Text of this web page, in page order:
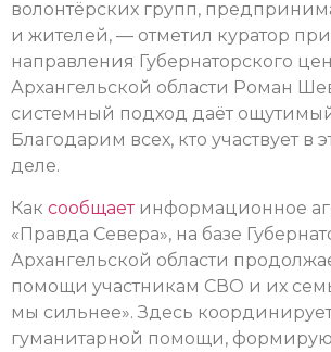
волонтёрских групп,
и жителей, — отметил куратор
направления Губернаторского
Архангельской области Роман
системный подход даёт ощутимый
Благодарим всех, кто участвует в
деле.
Как сообщаетинформационное
«Правда Севера», на базе
Архангельской области
помощи участникам СВО и их
мы сильнее». Здесь
гуманитарной помощи,